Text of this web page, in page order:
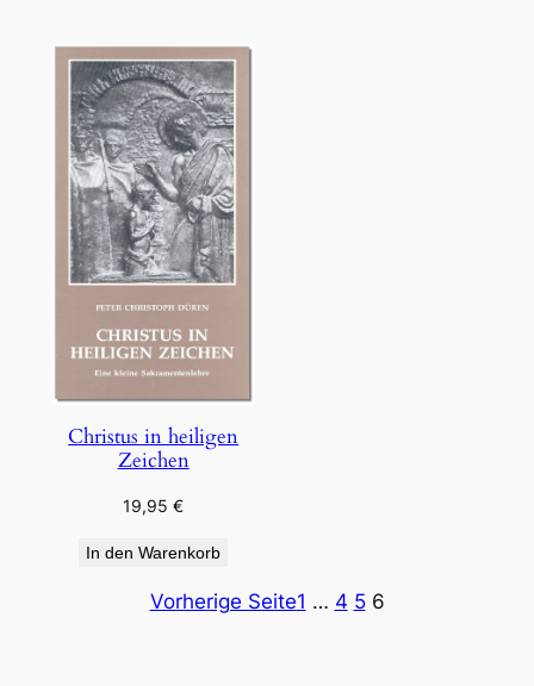
Christus in heiligen
Zeichen
19,95€
In den Warenkorb
Vorherige Seite1 … 4 5 6